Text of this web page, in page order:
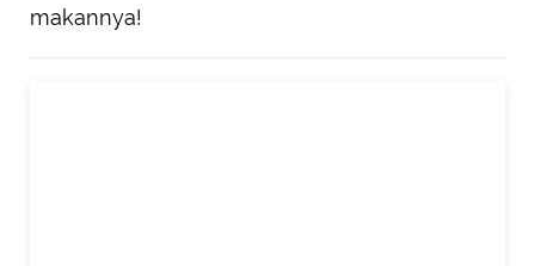
makannya!